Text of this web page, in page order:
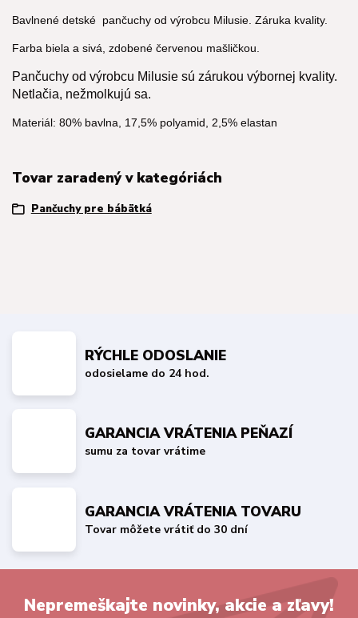
Bavlnené detské pančuchy od výrobcu Milusie. Záruka kvality.
Farba biela a sivá, zdobené červenou mašličkou.
Pančuchy od výrobcu Milusie sú zárukou výbornej kvality.
Netlačia, nežmolkujú sa.
Materiál: 80% bavlna, 17,5% polyamid, 2,5% elastan
Tovar zaradený v kategóriách
Pančuchy pre bábätká
RÝCHLE ODOSLANIE
odosielame do 24 hod.
GARANCIA VRÁTENIA PEŇAZÍ
sumu za tovar vrátime
GARANCIA VRÁTENIA TOVARU
Tovar môžete vrátiť do 30 dní
Nepremeškajte novinky, akcie a zľavy!